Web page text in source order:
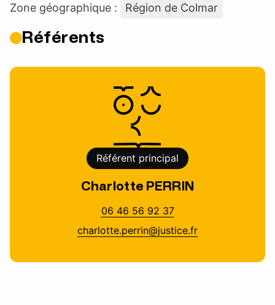
Zone géographique : Région de Colmar
Référents
Référent principal
Charlotte PERRIN
06 46 56 92 37
charlotte.perrin@justice.fr